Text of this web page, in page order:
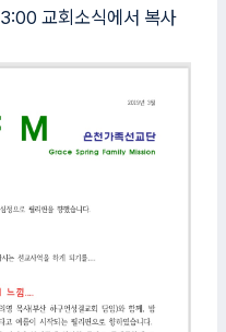
교회소식에서 복사